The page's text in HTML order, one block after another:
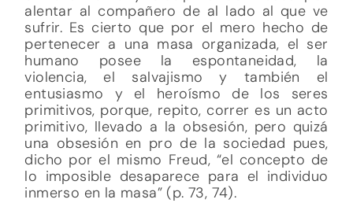
alentar al compañero de al lado al que ve
sufrir. Es cierto que por el mero hecho de
pertenecer a una masa organizada, el ser
humano posee la espontaneidad, la
violencia, el salvajismo y también el
entusiasmo y el heroísmo de los seres
primitivos, porque, repito, correr es un acto
primitivo, llevado a la obsesión, pero quizá
una obsesión en pro de la sociedad pues,
dicho por el mismo Freud, “el concepto de
lo imposible desaparece para el individuo
inmerso en la masa” (p. 73, 74).